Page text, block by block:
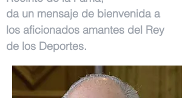
da un mensaje de bienvenida a
los aficionados amantes del Rey
de los Deportes.